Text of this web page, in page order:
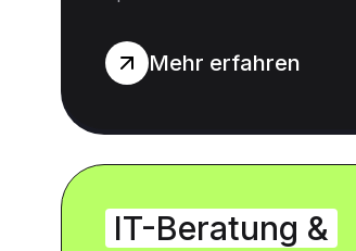
Mehr erfahren
IT-Beratung &